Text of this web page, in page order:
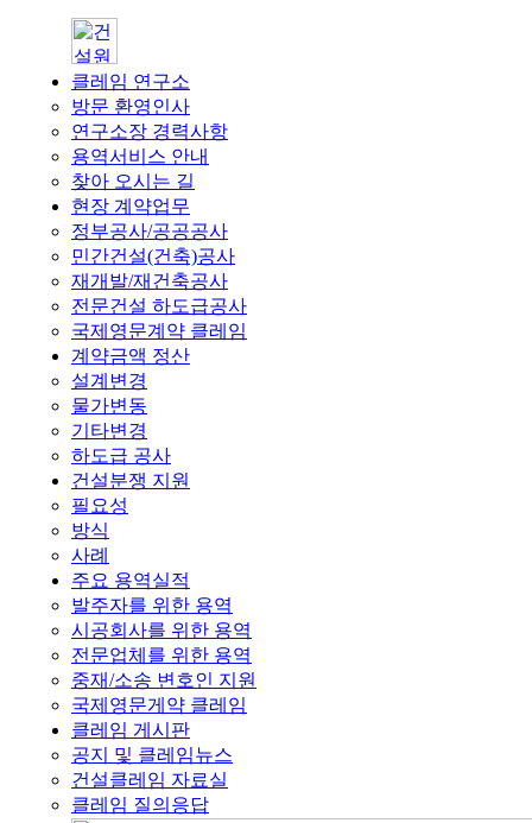
클레임 연구소
방문 환영인사
연구소장 경력사항
용역서비스 안내
찾아 오시는 길
현장 계약업무
정부공사/공공공사
민간건설(건축)공사
재개발/재건축공사
전문건설 하도급공사
국제영문계약 클레임
계약금액 정산
설계변경
물가변동
기타변경
하도급 공사
건설분쟁 지원
필요성
방식
사례
주요 용역실적
발주자를 위한 용역
시공회사를 위한 용역
전문업체를 위한 용역
중재/소송 변호인 지원
국제영문게약 클레임
클레임 게시판
공지 및 클레임뉴스
건설클레임 자료실
클레임 질의응답